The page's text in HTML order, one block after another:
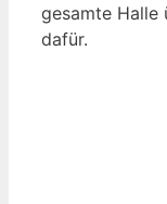
gesamte Halle
dafür.